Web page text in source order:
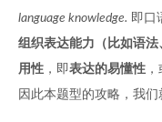
language knowledge. 即口
组织表达能力（比如语法
用性 ，即表达的易懂性
因此本题型的攻略，我们